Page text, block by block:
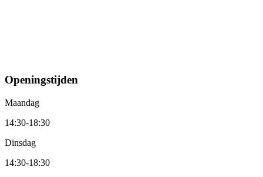
Openingstijden
Maandag
14:30-18:30
Dinsdag
14:30-18:30